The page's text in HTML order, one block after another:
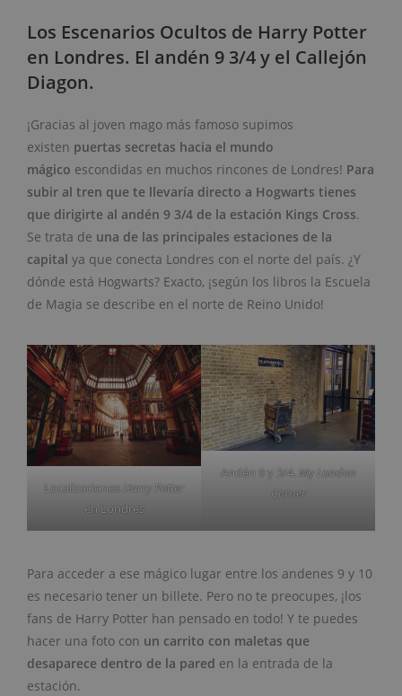
Los Escenarios Ocultos de Harry Potter
en Londres. El andén 9 3/4 y el Callejón
Diagon.
¡Gracias al joven mago más famoso supimos
existen puertas secretas hacia el mundo
mágico escondidas en muchos rincones de Londres! Para
subir al tren que te llevaría directo a Hogwarts tienes
que dirigirte al andén 9 3/4 de la estación Kings Cross.
Se trata de una de las principales estaciones de la
capital ya que conecta Londres con el norte del país. ¿Y
dónde está Hogwarts? Exacto, ¡según los libros la Escuela
de Magia se describe en el norte de Reino Unido!
LocalizacionesHarry Potter
en Londres
Andén 9 y 3/4. My London
Corner
Para acceder a ese mágico lugar entre los andenes 9 y 10
es necesario tener un billete. Pero no te preocupes, ¡los
fans de Harry Potter han pensado en todo! Y te puedes
hacer una foto con un carrito con maletas que
desaparece dentro de la pared en la entrada de la
estación.